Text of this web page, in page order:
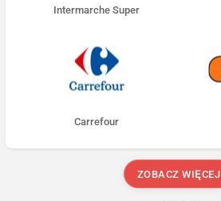
Intermarche Super
Carrefour
ZOBACZ WIĘCEJ